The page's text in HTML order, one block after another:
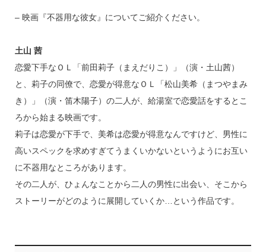
– 映画『不器用な彼女』についてご紹介ください。
土山 茜
恋愛下手なＯＬ「前田莉子（まえだりこ）」（演・土山茜）
と、莉子の同僚で、恋愛が得意なＯＬ「松山美希（まつやまみ
き）」（演・笛木陽子）の二人が、給湯室で恋愛話をするとこ
ろから始まる映画です。
莉子は恋愛が下手で、美希は恋愛が得意なんですけど、男性に
高いスペックを求めすぎてうまくいかないというようにお互い
に不器用なところがあります。
その二人が、ひょんなことから二人の男性に出会い、そこから
ストーリーがどのように展開していくか…という作品です。